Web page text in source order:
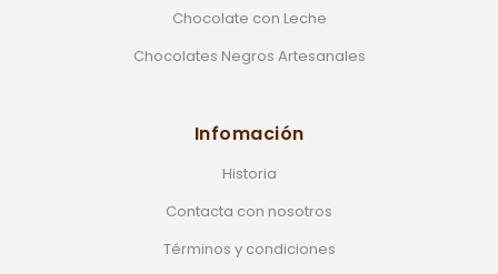
Chocolate con Leche
Chocolates Negros Artesanales
Infomación
Historia
Contacta con nosotros
Términos y condiciones